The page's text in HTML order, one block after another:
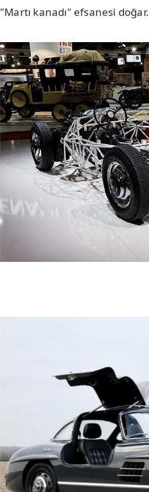
"Martı kanadı" efsanesi doğar.